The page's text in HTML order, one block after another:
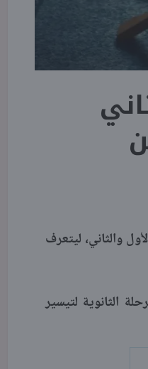
للصف الثاني الثانوي أزهري 2027 للترمين الأول والثاني، ليتعرف
الثانوية لتيسير